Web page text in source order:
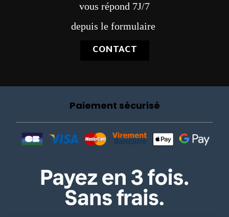
vous répond 7J/7
depuis le formulaire
CONTACT
Paiement sécurisé